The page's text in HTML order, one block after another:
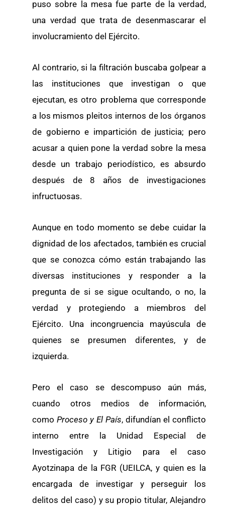
puso sobre la mesa fue parte de la verdad,
una verdad que trata de desenmascarar el
involucramiento del Ejército.
Al contrario, si la filtración buscaba golpear a
las instituciones que investigan o que
ejecutan, es otro problema que corresponde
a los mismos pleitos internos de los órganos
de gobierno e impartición de justicia; pero
acusar a quien pone la verdad sobre la mesa
desde un trabajo periodístico, es absurdo
después de 8 años de investigaciones
infructuosas.
Aunque en todo momento se debe cuidar la
dignidad de los afectados, también es crucial
que se conozca cómo están trabajando las
diversas instituciones y responder a la
pregunta de si se sigue ocultando, o no, la
verdad y protegiendo a miembros del
Ejército. Una incongruencia mayúscula de
quienes se presumen diferentes, y de
izquierda.
Pero el caso se descompuso aún más,
cuando otros medios de información,
como Proceso y El País, difundían el conflicto
interno entre la Unidad Especial de
Investigación y Litigio para el caso
Ayotzinapa de la FGR (UEILCA, y quien es la
encargada de investigar y perseguir los
delitos del caso) y su propio titular, Alejandro